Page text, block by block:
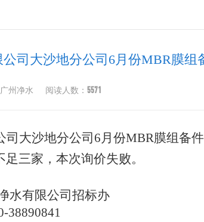
司大沙地分公司6月份MBR膜
州净水 阅读人数：5571
司大沙地分公司6月份MBR膜组备
三家，本次询价失败。
水有限公司招标办
38890841